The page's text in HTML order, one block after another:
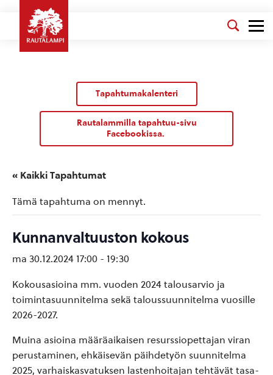
Tapahtumakalenteri
Rautalammilla tapahtuu-sivu
Facebookissa.
« Kaikki Tapahtumat
Tämä tapahtuma on mennyt.
Kunnanvaltuuston kokous
ma 30.12.2024 17:00 - 19:30
Kokousasioina mm. vuoden 2024 talousarvio ja
toimintasuunnitelma sekä taloussuunnitelma vuosille
2026-2027.
Muina asioina määräaikaisen resurssiopettajan viran
perustaminen, ehkäisevän päihdetyön suunnitelma
2025, varhaiskasvatuksen lastenhoitajan tehtävät tasa-